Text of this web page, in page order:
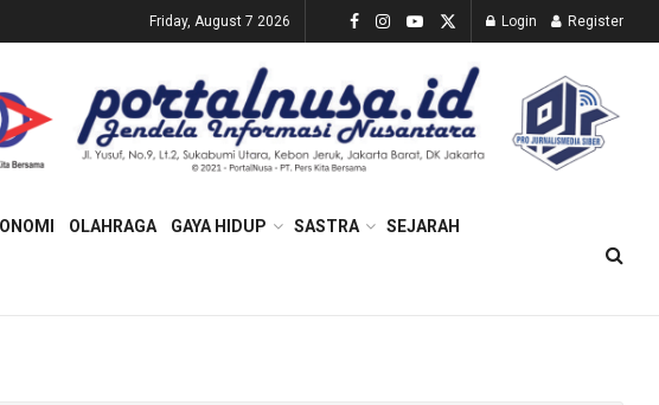
Friday, August 7 2026 Login Register
OLAHRAGA GAYA HIDUP SASTRA SEJARAH